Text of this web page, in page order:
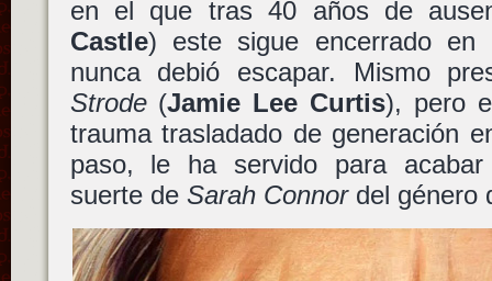
en el que tras 40 años de
Castle) este sigue encerrado en
nunca debió escapar. Mismo
Strode(Jamie Lee Curtis), pero
trauma trasladado de generación
paso, le ha servido para
suerte de Sarah Connordel género